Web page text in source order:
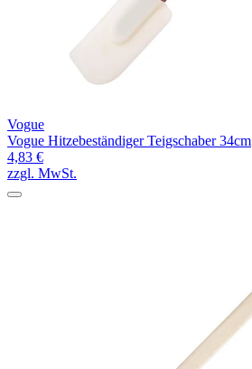
Vogue
Vogue Hitzebeständiger Teigschaber 34cm
4,83 €
zzgl. MwSt.